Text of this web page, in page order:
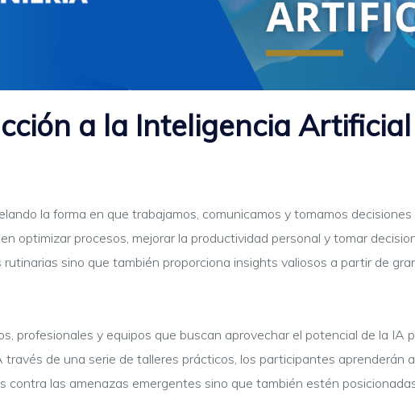
a la Inteligencia Artificial
la forma en que trabajamos, comunicamos y tomamos
optimizar procesos, mejorar la productividad personal y tomar
sino que también proporciona insights valiosos a partir de
profesionales y equipos que buscan aprovechar el potencial de la IA
de una serie de talleres prácticos, los participantes aprenderán
contra las amenazas emergentes sino que también estén